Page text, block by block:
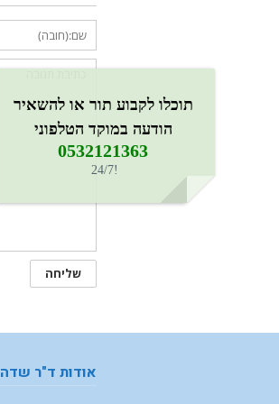
אודות ד"ר שדה
תוכלו לקבוע תור או להשאיר
הודעה במוקד הטלפוני
0532121363​
!24/7